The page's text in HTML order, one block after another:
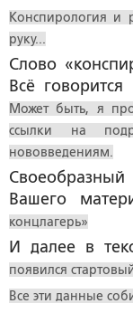
Конспирология и
руку...
Слово
Всё
Может быть, я
ссылки на
нововведениям.
Вашего
концлагерь»
И далее в
появился
Все эти данные